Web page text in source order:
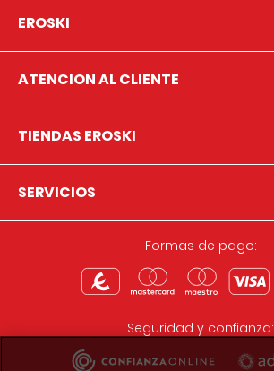
EROSKI
ATENCION AL CLIENTE
TIENDAS EROSKI
SERVICIOS
Formas de pago:
Seguridad y confianza: